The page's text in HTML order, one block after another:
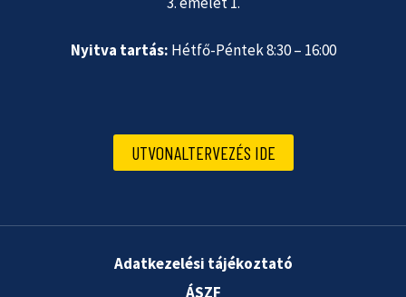
Nyitva tartás: Hétfő-Péntek 8:30 – 16:00
UTVONALTERVEZÉS IDE
Adatkezelési tájékoztató
ÁSZF